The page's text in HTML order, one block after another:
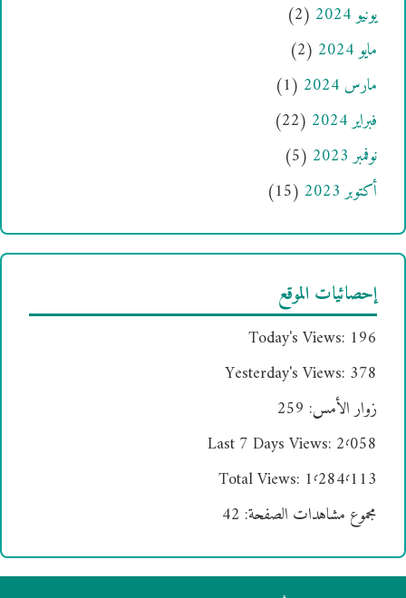
يونيو 2024
(2)
مايو 2024
(2)
مارس 2024
(1)
فبراير 2024
(22)
نوفمبر 2023
(5)
أكتوبر 2023
(15)
إحصائيات الموقع
Today's Views: 196
Yesterday's Views: 378
زوار الأمس: 259
Last 7 Days Views: 2٬058
Total Views: 1٬284٬113
مجموع مشاهدات الصفحة: 42